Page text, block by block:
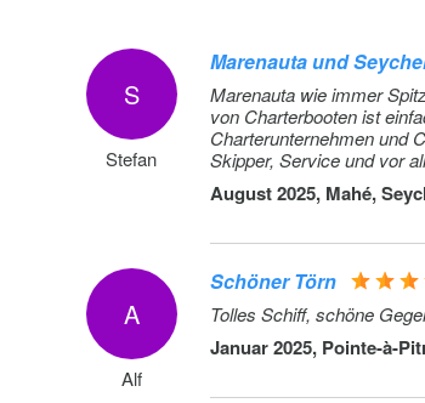
Transfer - One-Way, 9-12 persons
Airport - VPM Base Port de Plaisance)
Transfer - One-Way, 8 persons
VPM Base Port de Plaisance)
Transfer - One-Way, each additional
Abymes Airport - VPM Base Port de
Rebooking Fee (Latest 4 weeks prior to
(Vorauszahlung)
Transfer - One-Way, 1-4 persons
- VPM Base Port de Plaisance)
S
Stefan
Marenauta und
Marenauta wie immer
von Charterbooten ist
Charterunternehmen und
Skipper, Service und vor
August 2025, Mahé,
A
Alf
Schöner Törn
Tolles Schiff, schöne
Januar 2025, Pointe-à-